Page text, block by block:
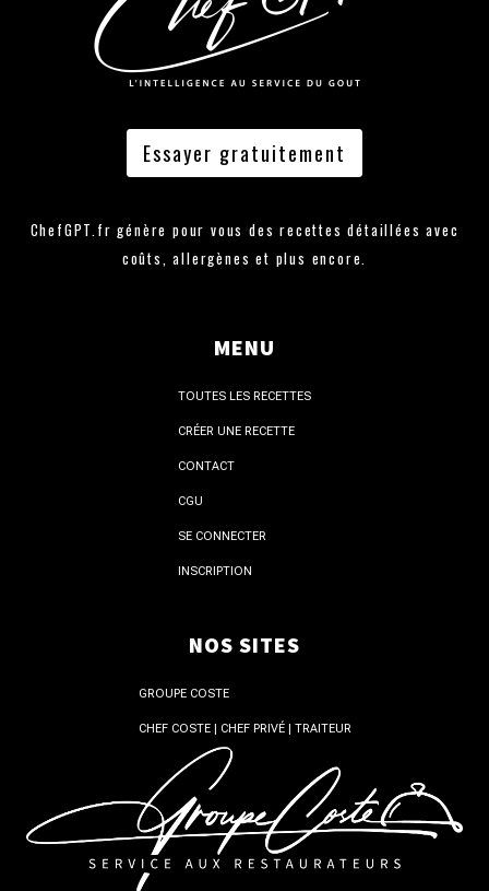
Essayer gratuitement
ChefGPT.fr génère pour vous des recettes détaillées avec
coûts, allergènes et plus encore.
MENU
TOUTES LES RECETTES
CRÉER UNE RECETTE
CONTACT
CGU
SE CONNECTER
INSCRIPTION
NOS SITES
GROUPE COSTE
CHEF COSTE | CHEF PRIVÉ | TRAITEUR